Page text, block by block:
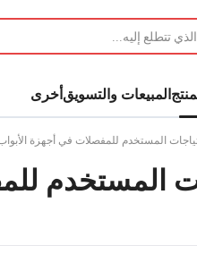
المبيعات والتسويقأخرى
المستخدم للمفصلات في أجهزة الأبواب
المستخدم